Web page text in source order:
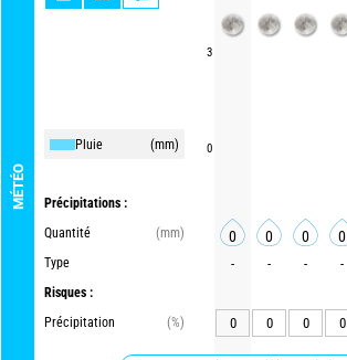
MÉTÉO
Pluie (mm)
Précipitations :
Quantité
(mm)
Type
Risques :
Précipitation
(%)
3
0
0 0 0 0
- - - -
0 0 0 0